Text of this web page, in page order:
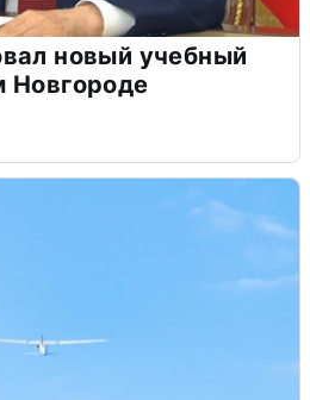
новый учебный
Новгороде